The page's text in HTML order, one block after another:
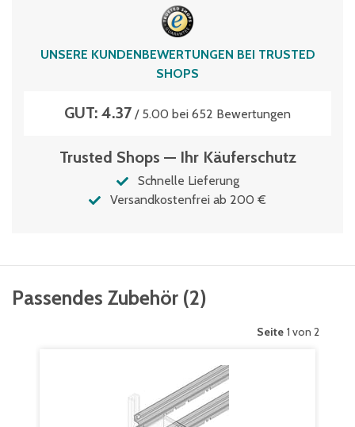
UNSERE KUNDENBEWERTUNGEN BEI TRUSTED
SHOPS
GUT: 4.37 / 5.00 bei 652 Bewertungen
Trusted Shops — Ihr Käuferschutz
Schnelle Lieferung
Versandkostenfrei ab 200 €
Passendes Zubehör (2)
Seite 1 von 2